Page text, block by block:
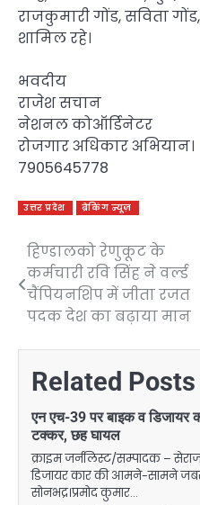
राजकुमारी गोंड, सविता
शामिल रहे।
भवदीय
राजेश सचान
नेशनल कोऑर्डिनेटर
रोजगार अधिकार अभियान।
7905645778
उत्तर प्रदेश ब्रेकिंग न्यूज़
Post
navigation
हिण्डालको रेणुकूट के
कर्मचारी रवि सिंह ने वर्ल्ड
चैंपियनशिप में जीता रजत
पदक देश का बढ़ाया मान
Related Posts
एन एच-39 पर बाइक व
टक्कर, छह घायल
क्राइम जर्नलिस्ट/सम्पादक –
डिजायर कार की आमने-सामने
सोनभद्र।प्रमोद कुमार…